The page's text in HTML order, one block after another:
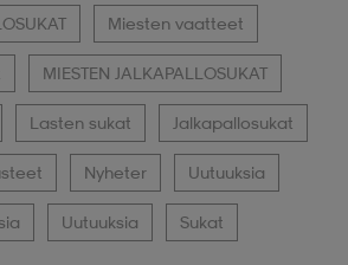
Miesten vaatteet
MIESTEN JALKAPALLOSUKAT
Lasten sukat Jalkapallosukat
Nyheter Uutuuksia
Uutuuksia Sukat